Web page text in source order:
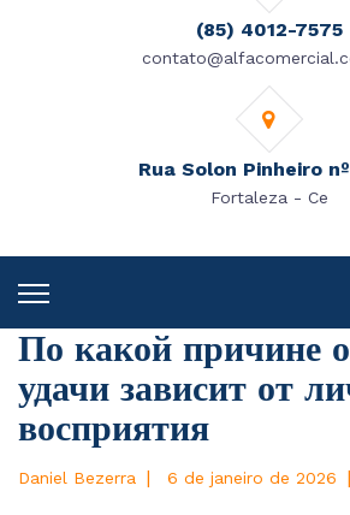
(85) 4012-7575
Rua Solon Pinheiro
Fortaleza - Ce
По какой причине
удачи зависит от
восприятия
Daniel Bezerra | 6 de janeiro de 2026 |